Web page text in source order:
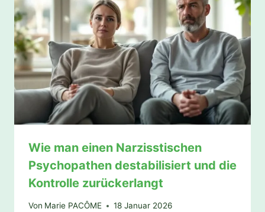
Wie man einen Narzisstischen
Psychopathen destabilisiert und die
Kontrolle zurückerlangt
Von Marie PACÔME 18 Januar 2026